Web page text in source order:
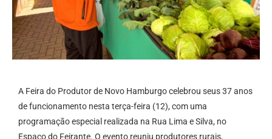
A Feira do Produtor de Novo Hamburgo celebrou seus 37 anos
de funcionamento nesta terça-feira (12), com uma
programação especial realizada na Rua Lima e Silva, no
Espaço do Feirante. O evento reuniu produtores rurais,